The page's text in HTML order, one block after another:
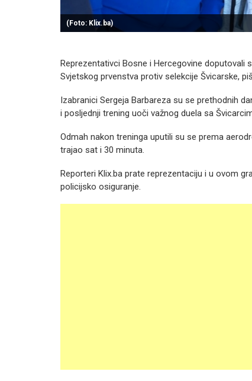
(Foto: Klix.ba)
Reprezentativci Bosne i Hercegovine doputovali
Svjetskog prvenstva protiv selekcije Švicarske,
Izabranici Sergeja Barbareza su se prethodnih
i posljednji trening uoči važnog duela sa
Odmah nakon treninga uputili su se prema
trajao sat i 30 minuta.
Reporteri Klix.ba prate reprezentaciju i u ovom
policijsko osiguranje.